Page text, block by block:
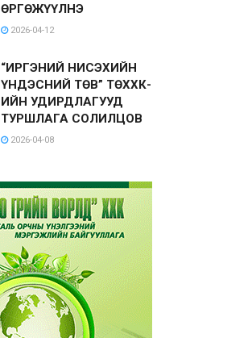
ӨРГӨЖҮҮЛНЭ
2026-04-12
“ИРГЭНИЙ НИСЭХИЙН
ҮНДЭСНИЙ ТӨВ” ТӨХХК-
ИЙН УДИРДЛАГУУД
ТУРШЛАГА СОЛИЛЦОВ
2026-04-08